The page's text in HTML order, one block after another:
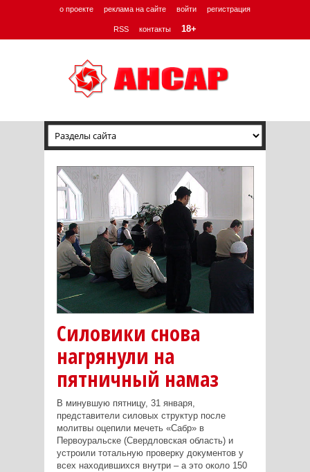
о проекте реклама на сайте войти регистрация
RSS контакты 18+
Силовики снова
нагрянули на
пятничный намаз
В минувшую пятницу, 31 января,
представители силовых структур после
молитвы оцепили мечеть «Сабр» в
Первоуральске (Свердловская область) и
устроили тотальную проверку документов у
всех находившихся внутри – а это около 150